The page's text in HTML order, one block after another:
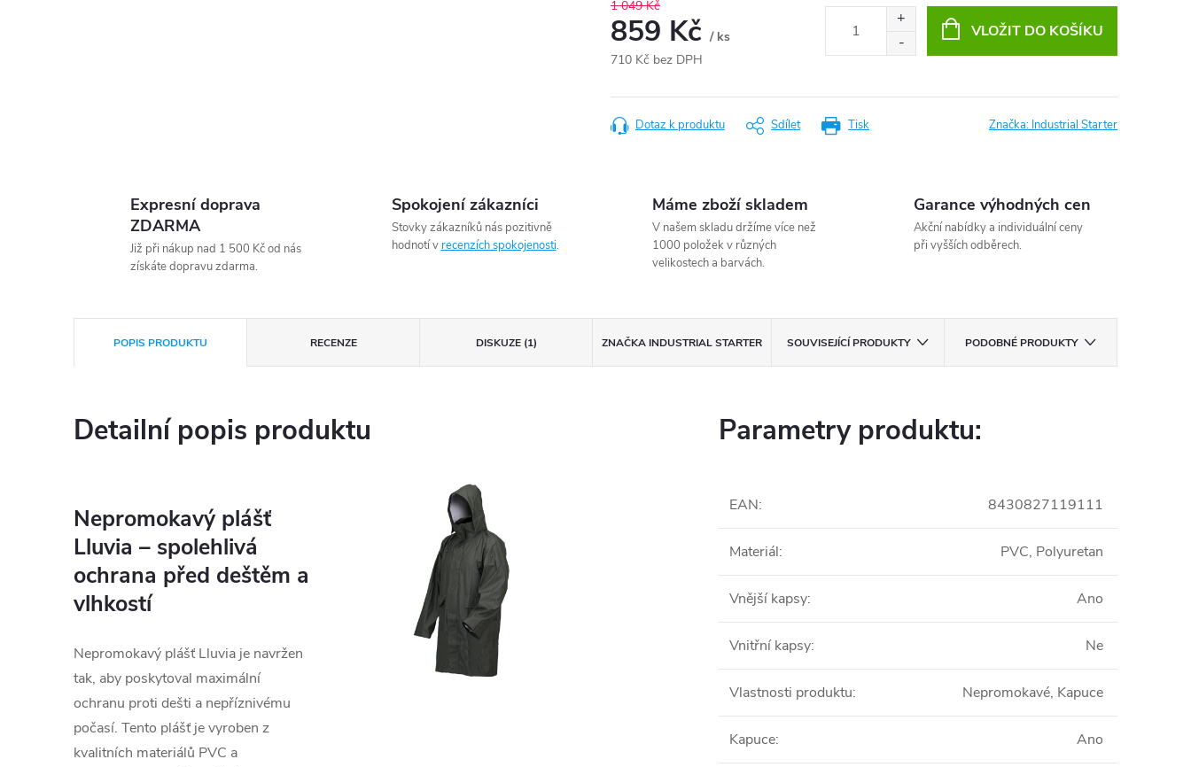
1 049 Kč
859 Kč / ks
710 Kč bez DPH
cena:
VLOŽIT DO KOŠÍKU
Tisk
Dotaz k produktu Sdílet Značka: Industrial Starter
Expresní doprava
ZDARMA
Již při nákup nad 1 500 Kč od nás
získáte dopravu zdarma.
Spokojení zákazníci
Stovky zákazníků nás pozitivně
hodnotí v recenzích spokojenosti.
Máme zboží skladem
V našem skladu držíme více než
1000 položek v různých
velikostech a barvách.
Garance výhodných cen
Akční nabídky a individuální ceny
při vyšších odběrech.
POPIS PRODUKTU RECENZE DISKUZE (1) ZNAČKA INDUSTRIAL STARTER SOUVISEJÍCÍ PRODUKTY PODOBNÉ PRODUKTY
Detailní popis produktu
Nepromokavý plášť
Lluvia – spolehlivá
ochrana před deštěm a
vlhkostí
Nepromokavý plášť Lluvia je navržen
tak, aby poskytoval maximální
ochranu proti dešti a nepříznivému
počasí. Tento plášť je vyroben z
kvalitních materiálů PVC a
Parametry produktu:
EAN: 8430827119111
Materiál: PVC, Polyuretan
Vnější kapsy: Ano
Vnitřní kapsy: Ne
Vlastnosti produktu: Nepromokavé, Kapuce
Kapuce: Ano